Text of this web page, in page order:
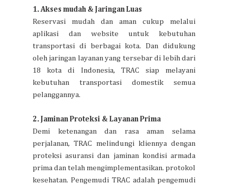
1. Akses mudah & Jaringan Luas
Reservasi mudah dan aman cukup melalui
aplikasi dan website untuk kebutuhan
transportasi di berbagai kota. Dan didukung
oleh jaringan layanan yang tersebar di lebih dari
18 kota di Indonesia, TRAC siap melayani
kebutuhan transportasi domestik semua
pelanggannya.
2. Jaminan Proteksi & Layanan Prima
Demi ketenangan dan rasa aman selama
perjalanan, TRAC melindungi kliennya dengan
proteksi asuransi dan jaminan kondisi armada
prima dan telah mengimplementasikan. protokol
kesehatan. Pengemudi TRAC adalah pengemudi